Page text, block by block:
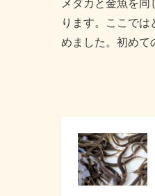
メダカと金魚を
ります。ここで
めました。初めて